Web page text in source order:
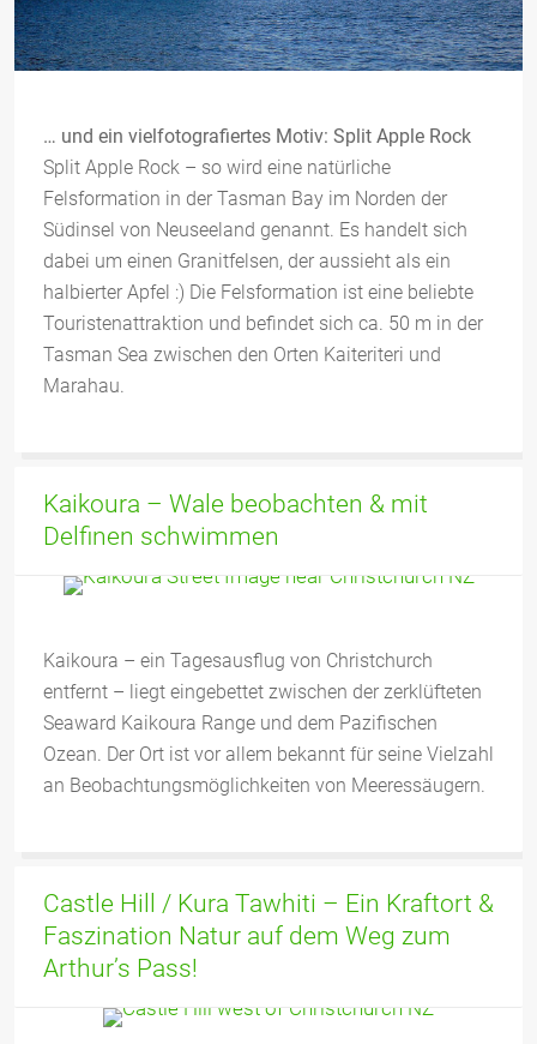
… und ein vielfotografiertes Motiv: Split Apple Rock
Split Apple Rock – so wird eine natürliche
Felsformation in der Tasman Bay im Norden der
Südinsel von Neuseeland genannt. Es handelt sich
dabei um einen Granitfelsen, der aussieht als ein
halbierter Apfel :) Die Felsformation ist eine beliebte
Touristenattraktion und befindet sich ca. 50 m in der
Tasman Sea zwischen den Orten Kaiteriteri und
Marahau.
Kaikoura – Wale beobachten & mit
Delfinen schwimmen
Kaikoura – ein Tagesausflug von Christchurch
entfernt – liegt eingebettet zwischen der zerklüfteten
Seaward Kaikoura Range und dem Pazifischen
Ozean. Der Ort ist vor allem bekannt für seine Vielzahl
an Beobachtungsmöglichkeiten von Meeressäugern.
Castle Hill / Kura Tawhiti – Ein Kraftort &
Faszination Natur auf dem Weg zum
Arthur’s Pass!